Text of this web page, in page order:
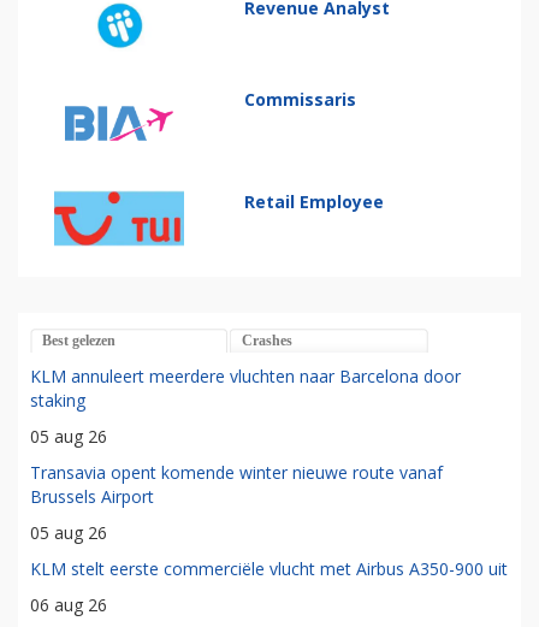
Revenue Analyst
Commissaris
Retail Employee
Best gelezen Crashes
KLM annuleert meerdere vluchten naar Barcelona door
staking
05 aug 26
Transavia opent komende winter nieuwe route vanaf
Brussels Airport
05 aug 26
KLM stelt eerste commerciële vlucht met Airbus A350-900 uit
06 aug 26